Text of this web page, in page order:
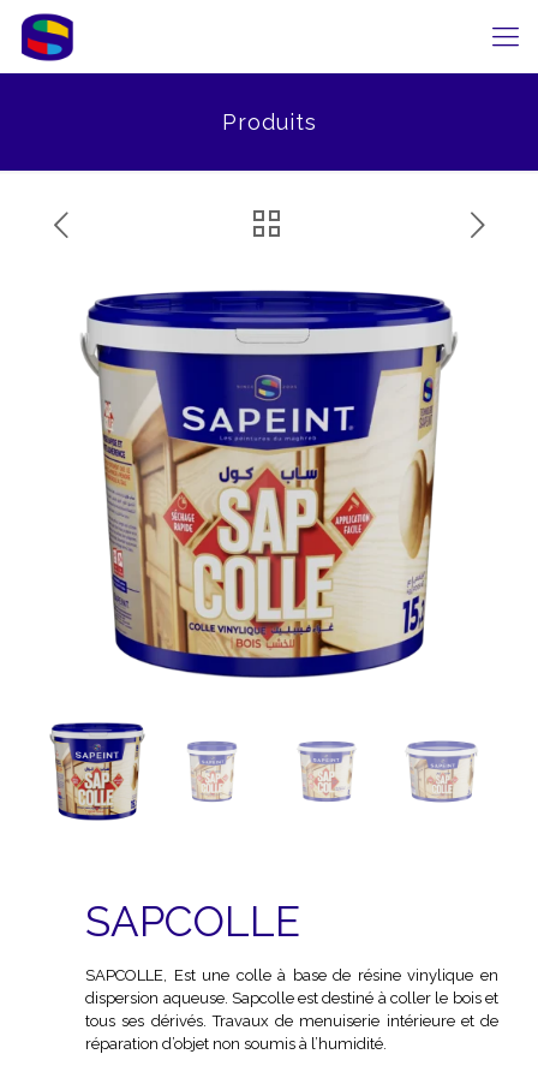
Produits
SAPCOLLE
SAPCOLLE, Est une colle à base de résine vinylique en
dispersion aqueuse. Sapcolle est destiné à coller le bois et
tous ses dérivés. Travaux de menuiserie intérieure et de
réparation d’objet non soumis à l’humidité.